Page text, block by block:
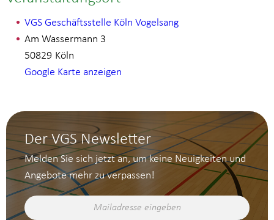
VGS Geschäftsstelle Köln Vogelsang
Am Wassermann 3
Köln
50829
Google Karte anzeigen
Der VGS Newsletter
Melden Sie sich jetzt an, um keine Neuigkeiten und
Angebote mehr zu verpassen!